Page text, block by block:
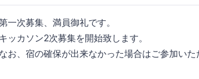
一次募集、満員御礼です。
キッカソン2次募集を開始致します。
なお、宿の確保が出来なかった場合はご参加いた